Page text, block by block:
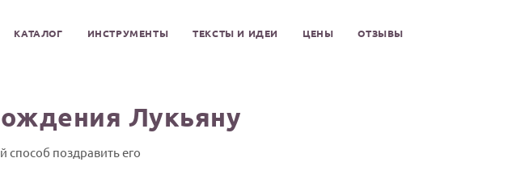
КАТАЛОГ ИНСТРУМЕНТЫ ТЕКСТЫ И ИДЕИ ЦЕНЫ ОТЗЫВЫ
Лукьяну
способ поздравить его